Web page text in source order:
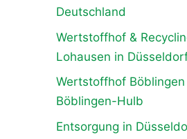
Deutschland
Wertstoffhof &
Lohausen in
Wertstoffhof Böblingen
Böblingen-Hulb
Entsorgung in